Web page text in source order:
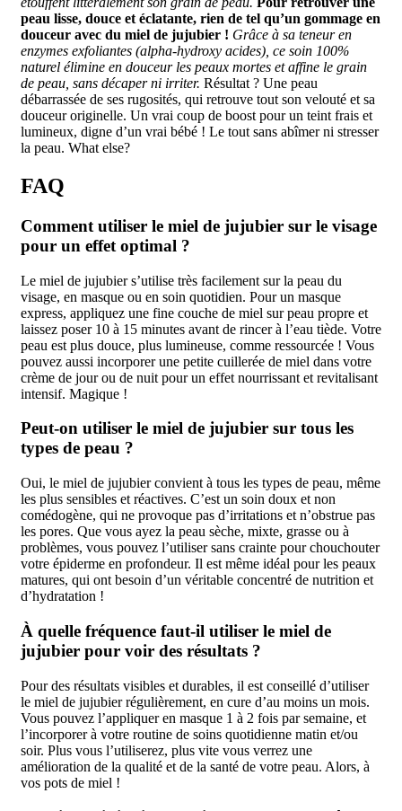
peau lisse, douce et éclatante, rien de tel qu’un gommage en
douceur avec du miel de jujubier ! Grâce à sa teneur en
enzymes exfoliantes (alpha-hydroxy acides), ce soin 100%
naturel élimine en douceur les peaux mortes et affine le grain
de peau, sans décaper ni irriter. Résultat ? Une peau
débarrassée de ses rugosités, qui retrouve tout son velouté et sa
douceur originelle. Un vrai coup de boost pour un teint frais et
lumineux, digne d’un vrai bébé ! Le tout sans abîmer ni stresser
la peau. What else?
FAQ
Comment utiliser le miel de jujubier sur le visage
pour un effet optimal ?
Le miel de jujubier s’utilise très facilement sur la peau du
visage, en masque ou en soin quotidien. Pour un masque
express, appliquez une fine couche de miel sur peau propre et
laissez poser 10 à 15 minutes avant de rincer à l’eau tiède. Votre
peau est plus douce, plus lumineuse, comme ressourcée ! Vous
pouvez aussi incorporer une petite cuillerée de miel dans votre
crème de jour ou de nuit pour un effet nourrissant et revitalisant
intensif. Magique !
Peut-on utiliser le miel de jujubier sur tous les
types de peau ?
Oui, le miel de jujubier convient à tous les types de peau, même
les plus sensibles et réactives. C’est un soin doux et non
comédogène, qui ne provoque pas d’irritations et n’obstrue pas
les pores. Que vous ayez la peau sèche, mixte, grasse ou à
problèmes, vous pouvez l’utiliser sans crainte pour chouchouter
votre épiderme en profondeur. Il est même idéal pour les peaux
matures, qui ont besoin d’un véritable concentré de nutrition et
d’hydratation !
À quelle fréquence faut-il utiliser le miel de
jujubier pour voir des résultats ?
Pour des résultats visibles et durables, il est conseillé d’utiliser
le miel de jujubier régulièrement, en cure d’au moins un mois.
Vous pouvez l’appliquer en masque 1 à 2 fois par semaine, et
l’incorporer à votre routine de soins quotidienne matin et/ou
soir. Plus vous l’utiliserez, plus vite vous verrez une
amélioration de la qualité et de la santé de votre peau. Alors, à
vos pots de miel !